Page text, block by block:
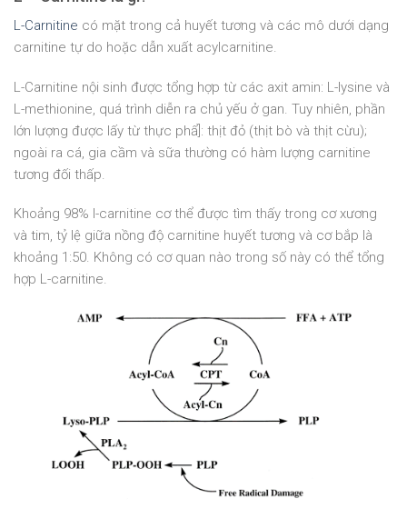
L-Carnitine có mặt trong cả huyết tương và các mô dưới dạng
carnitine tự do hoặc dẫn xuất acylcarnitine.
L-Carnitine nội sinh được tổng hợp từ các axit amin: L-lysine và
L-methionine, quá trình diễn ra chủ yếu ở gan. Tuy nhiên, phần
lớn lượng được lấy từ thực phẩ]: thịt đỏ (thịt bò và thịt cừu);
ngoài ra cá, gia cầm và sữa thường có hàm lượng carnitine
tương đối thấp.
Khoảng 98% l-carnitine cơ thể được tìm thấy trong cơ xương
và tim, tỷ lệ giữa nồng độ carnitine huyết tương và cơ bắp là
khoảng 1:50. Không có cơ quan nào trong số này có thể tổng
hợp L-carnitine.